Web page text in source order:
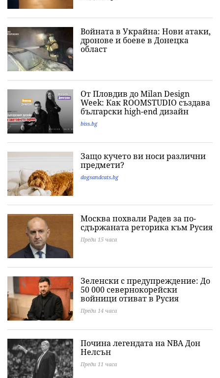
Войната в Украйна: Нови атаки,
дронове и боеве в Донецка
област
От Пловдив до Milan Design
Week: Как ROOMSTUDIO създава
български high-end дизайн
biss.bg
Защо кучето ви носи различни
предмети?
dogsandcats.bg
Москва похвали Радев за по-
сдържаната реторика към Русия
Преди 15 часа
Зеленски с предупреждение: До
50 000 севернокорейски
войници отиват в Русия
Преди 14 часа
Почина легендата на NBA Дон
Нелсън
Преди 11 часа